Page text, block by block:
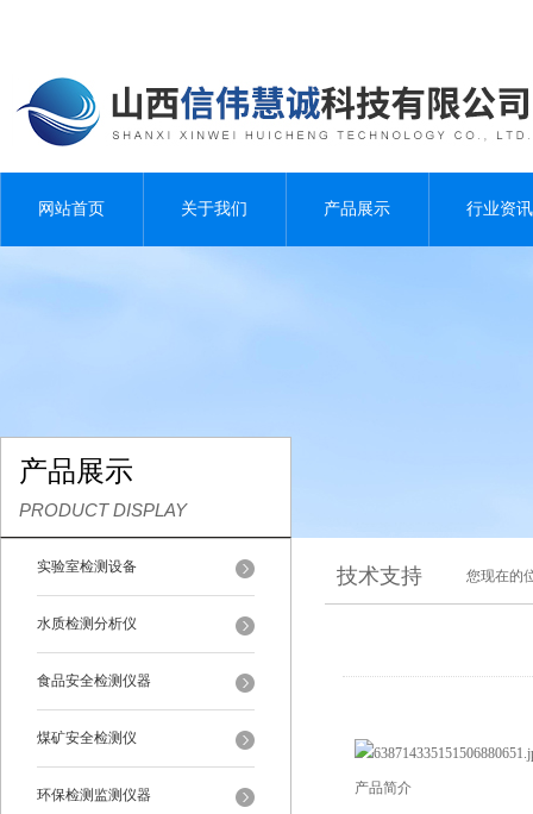
网站首页 关于我们 产品展示 行业资讯
产品展示
PRODUCT DISPLAY
实验室检测设备
水质检测分析仪
食品安全检测仪器
煤矿安全检测仪
环保检测监测仪器
技术支持 您现在的
产品简介